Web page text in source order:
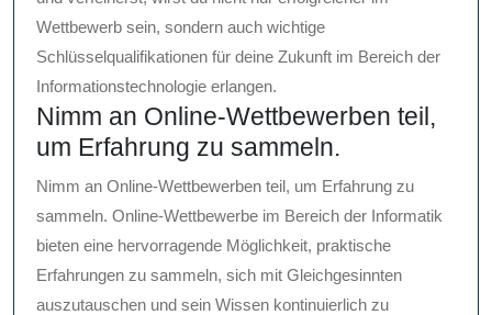
Wettbewerb sein, sondern auch wichtige
Schlüsselqualifikationen für deine Zukunft im Bereich der
Informationstechnologie erlangen.
Nimm an Online-Wettbewerben teil,
um Erfahrung zu sammeln.
Nimm an Online-Wettbewerben teil, um Erfahrung zu
sammeln. Online-Wettbewerbe im Bereich der Informatik
bieten eine hervorragende Möglichkeit, praktische
Erfahrungen zu sammeln, sich mit Gleichgesinnten
auszutauschen und sein Wissen kontinuierlich zu